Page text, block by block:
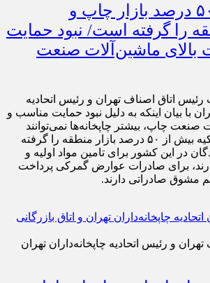
ترکیه بیش از ۵۰ درصد بازار چاپ و
را گرفته است/ نبود حمایت
بالای ماشین‌آلات صنعت
رئیس اتاق اصناف تهران و رئیس اتحادیه
با بیان اینکه به دلیل نبود حمایت مناسب و
صنعت چاپ، بیشتر چاپخانه‌ها نمی‌توانند
به‌روز شوند، گفت: ترکیه بیش از ۵۰ درصد بازار منطقه را گرفته
در این کشور برای تامین مواد اولیه و
برای صادرات عوارض گمرکی پرداخت
و رئیس اتحادیه چاپخانه‌داران تهران